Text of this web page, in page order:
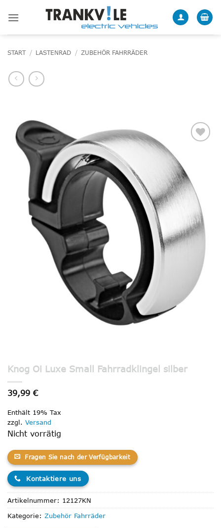
Inhalt
START / LASTENRAD / ZUBEHÖR FAHRRÄDER
Knog Oi Luxe Small Fahrradklingel silber
39,99 €
Enthält 19% Tax
zzgl. Versand
Nicht vorrätig
Fragen Sie nach der Verfügbarkeit
Kontaktiere uns
Artikelnummer: 12127KN
Kategorie: Zubehör Fahrräder